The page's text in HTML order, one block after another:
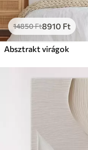
14850Ft8910 Ft
Absztrakt virágok